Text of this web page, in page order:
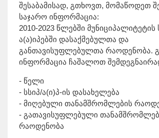
შესაბამისად, გთხოვთ, მომაწოდეთ
საჯარო ინფორმაცია:
2010-2023 წლებში მუნიციპალიტეტის
ა(ა)იპებში დასაქმებულთა და
განთავისუფლებულთა რაოდენობა.
ინფორმაცია ჩაშალოთ
- წელი
- სსიპ/ა(ი)პ-ის დასახელება
- მიღებული თანამშრომლების
- გათავისუფლებული
რაოდენობა